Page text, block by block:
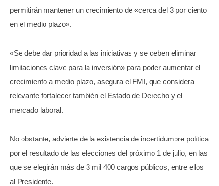
permitirán mantener un crecimiento de «cerca del 3 por ciento
en el medio plazo».
«Se debe dar prioridad a las iniciativas y se deben eliminar
limitaciones clave para la inversión» para poder aumentar el
crecimiento a medio plazo, asegura el FMI, que considera
relevante fortalecer también el Estado de Derecho y el
mercado laboral.
No obstante, advierte de la existencia de incertidumbre política
por el resultado de las elecciones del próximo 1 de julio, en las
que se elegirán más de 3 mil 400 cargos públicos, entre ellos
al Presidente.